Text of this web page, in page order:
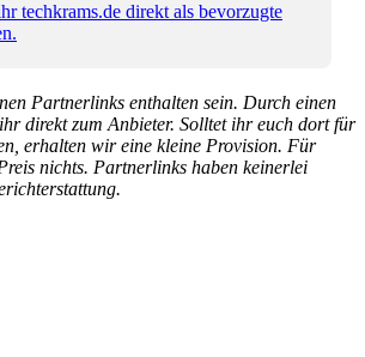
techkrams.de direkt als bevorzugte
Partnerlinks enthalten sein. Durch einen
direkt zum Anbieter. Solltet ihr euch dort für
erhalten wir eine kleine Provision. Für
nichts. Partnerlinks haben keinerlei